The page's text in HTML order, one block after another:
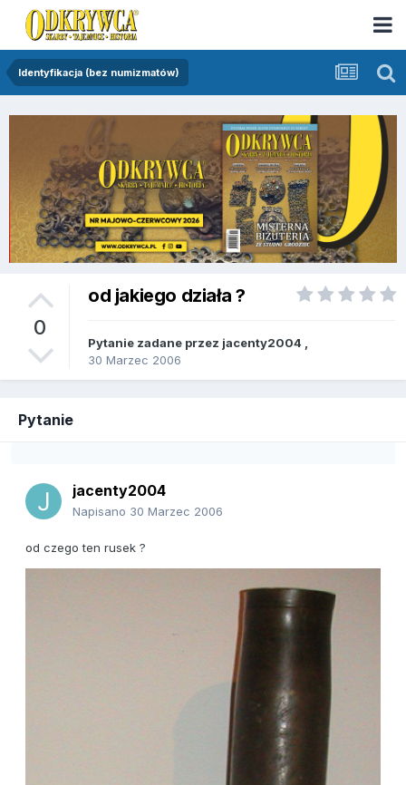
Identyfikacja (bez numizmatów)
0
od jakiego działa ?
Pytanie zadane przez jacenty2004
30 Marzec 2006
Pytanie
jacenty2004
Napisano 30 Marzec 2006
od czego ten rusek ?